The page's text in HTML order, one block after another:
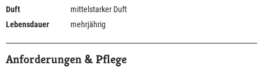
Duft
mittelstarker Duft
Lebensdauer
mehrjährig
Anforderungen & Pflege